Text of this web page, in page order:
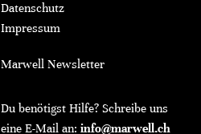
Datenschutz
Impressum
Marwell Newsletter
Du benötigst Hilfe? Schreibe uns
eine E-Mail an: info@marwell.ch